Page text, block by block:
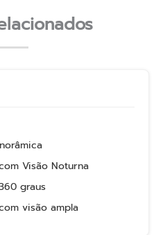
Visão Noturna
graus
visão ampla